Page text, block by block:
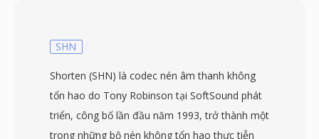
SHN
Shorten (SHN) là codec nén âm thanh không
tổn hao do Tony Robinson tại SoftSound phát
triển, công bố lần đầu năm 1993, trở thành một
trong những bộ nén không tổn hao thực tiễn